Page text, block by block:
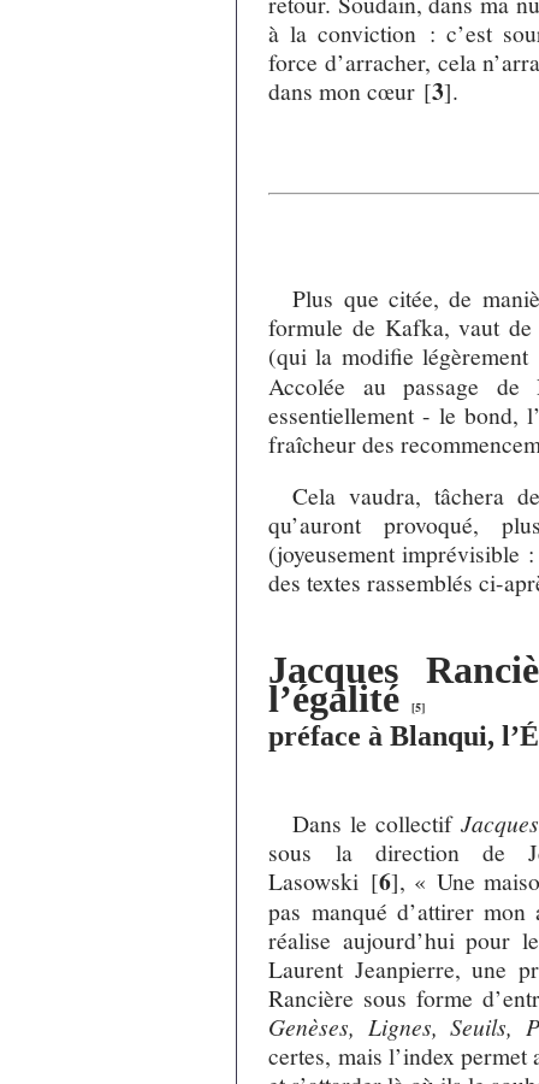
à la conviction : c’est
force d’arracher, cela
dans mon cœur [3].
Plus que citée, de
formule de Kafka, vaut
(qui la modifie légèrement
Accolée au passage
essentiellement - le bond,
fraîcheur des
Cela vaudra, tâchera
qu’auront provoqué,
(joyeusement imprévisible
des textes rassemblés ci-
Jacques
l’égalité [5]
préface à Blanqui,
Dans le collectif
sous la direction de
Lasowski [6], « Une
pas manqué d’attirer mon
réalise aujourd’hui pour
Laurent Jeanpierre, une
Rancière sous forme
Genèses, Lignes, Seuils,
certes, mais l’index